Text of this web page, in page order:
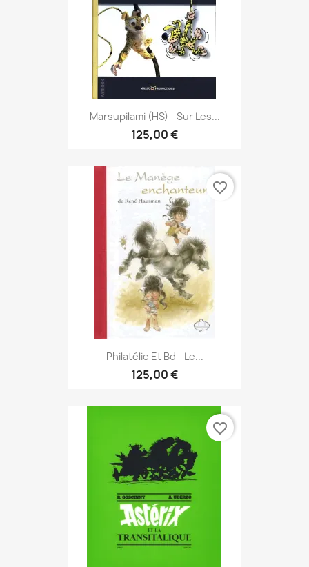
Marsupilami (HS) - Sur Les...
125,00 €
Philatélie Et Bd - Le...
125,00 €
favorite_border
favorite_border